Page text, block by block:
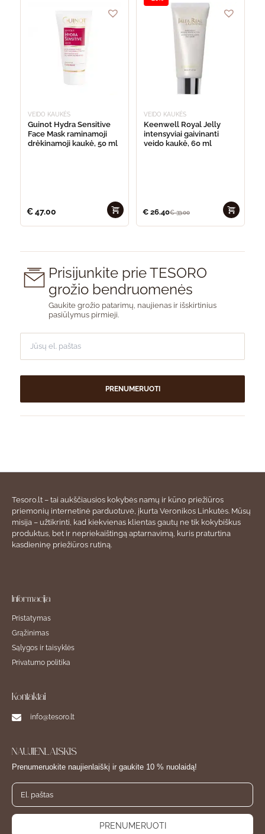
VEIDO KAUKĖS
Guinot Hydra Sensitive
Face Mask raminamoji
drėkinamoji kaukė, 50 ml
€47.00
VEIDO KAUKĖS
Keenwell Royal Jelly
intensyviai gaivinanti
veido kaukė, 60 ml
€ 26.40€33.00
Prisijunkite prie TESORO
grožio bendruomenės
Gaukite grožio patarimų, naujienas ir išskirtinius
pasiūlymus pirmieji.
PRENUMERUOTI
Tesoro.lt – tai aukščiausios kokybės namų ir kūno priežiūros
priemonių internetinė parduotuvė, įkurta Veronikos Linkutės. Mūsų
misija – užtikrinti, kad kiekvienas klientas gautų ne tik kokybiškus
produktus, bet ir nepriekaištingą aptarnavimą, kuris praturtina
kasdieninę priežiūros rutiną.
Informacija
Pristatymas
Grąžinimas
Sąlygos ir taisyklės
Privatumo politika
Kontaktai
info@tesoro.lt
NAUJIENLAIŠKIS
Prenumeruokite naujienlaiškį ir gaukite 10 % nuolaidą!
PRENUMERUOTI